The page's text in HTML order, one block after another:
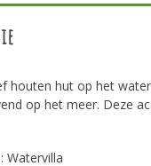
houten hut op het
op het meer. Deze
Watervilla